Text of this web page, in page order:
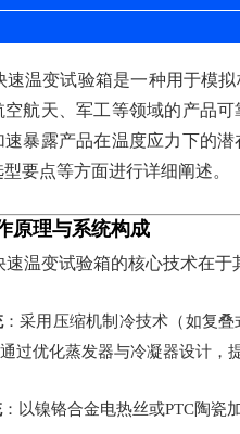
速温变试验箱是一种用于模
空航天、军工等领域的产品
速暴露产品在温度应力下的
要点等方面进行详细阐述。
原理与系统构成
速温变试验箱的核心技术在于
：采用压缩机制冷技术（如复
过优化蒸发器与冷凝器设计，
：以镍铬合金电热丝或PTC陶瓷